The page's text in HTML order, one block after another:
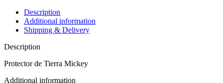
Description
Additional information
Shipping & Delivery
Description
Protector de Tierra Mickey
Additional information